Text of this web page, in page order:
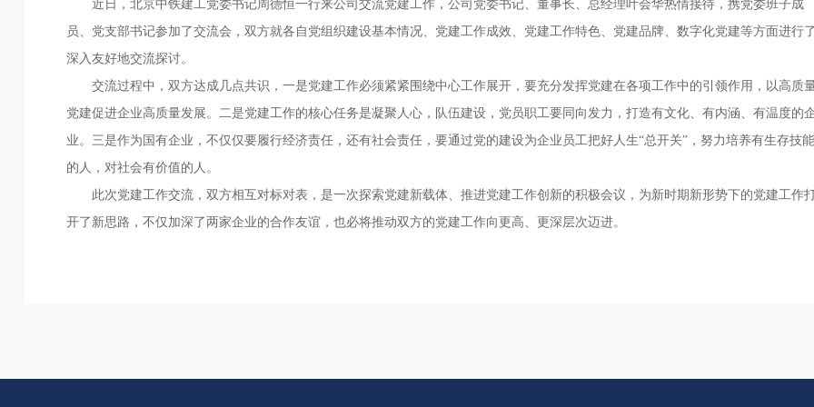
近日，北京中铁建工党委书记周德恒一行来公司交流党建工作，公司党委书记、董事长、总经理叶会华热情接待，携党委班子成
员、党支部书记参加了交流会，双方就各自党组织建设基本情况、党建工作成效、党建工作特色、党建品牌、数字化党建等方面进行了
深入友好地交流探讨。
交流过程中，双方达成几点共识，一是党建工作必须紧紧围绕中心工作展开，要充分发挥党建在各项工作中的引领作用，以高质
党建促进企业高质量发展。二是党建工作的核心任务是凝聚人心，队伍建设，党员职工要同向发力，打造有文化、有内涵、有温度的
业。三是作为国有企业，不仅仅要履行经济责任，还有社会责任，要通过党的建设为企业员工把好人生“总开关”，努力培养有生存技能
的人，对社会有价值的人。
此次党建工作交流，双方相互对标对表，是一次探索党建新载体、推进党建工作创新的积极会议，为新时期新形势下的党建工作
开了新思路，不仅加深了两家企业的合作友谊，也必将推动双方的党建工作向更高、更深层次迈进。